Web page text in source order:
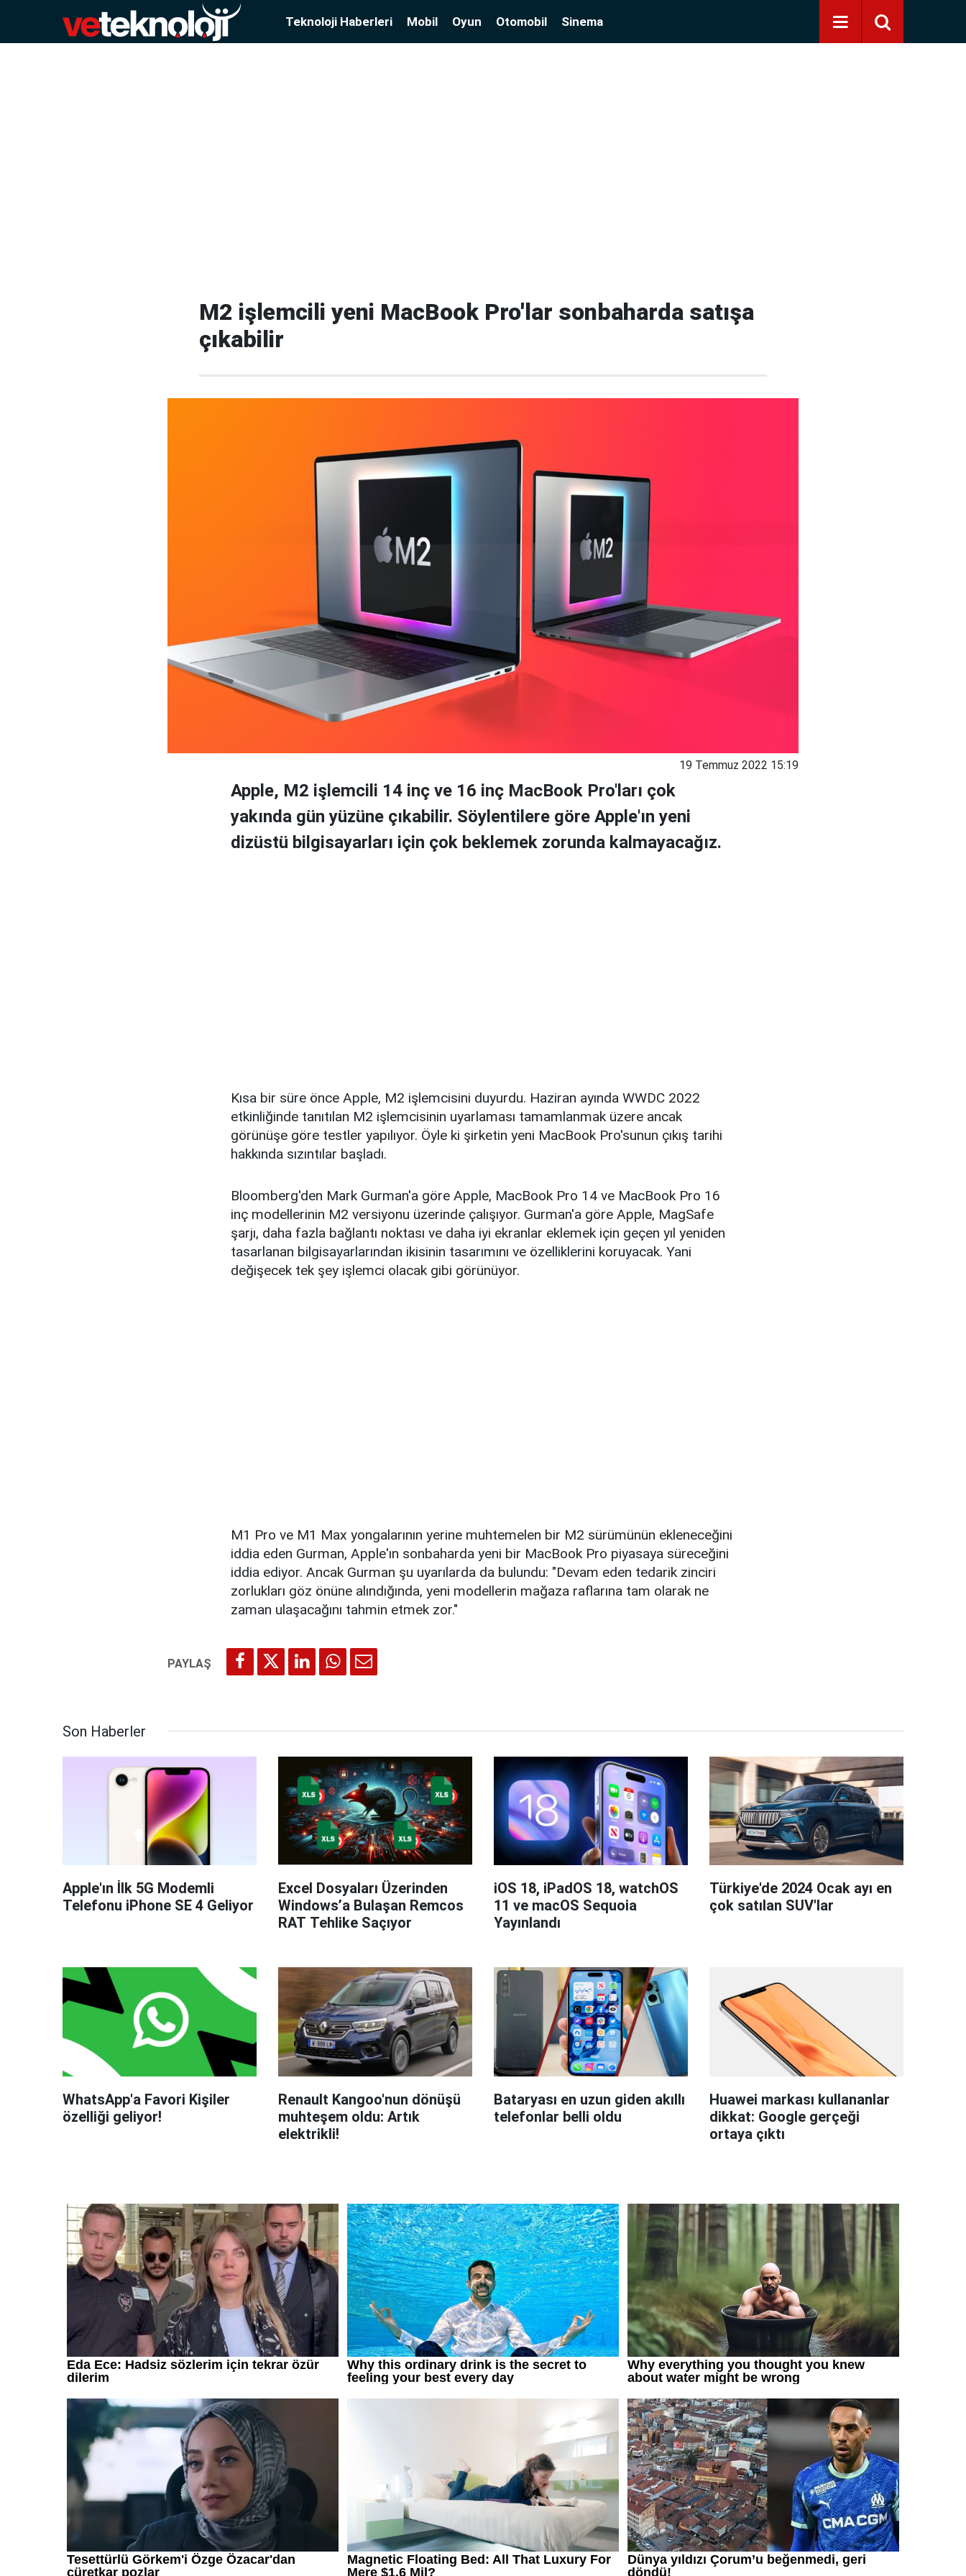
Teknoloji Haberleri Mobil Oyun Otomobil Sinema
M2 işlemcili yeni MacBook Pro'lar sonbaharda satışa
çıkabilir
19 Temmuz 2022 15:19
Apple, M2 işlemcili 14 inç ve 16 inç MacBook Pro'ları çok
yakında gün yüzüne çıkabilir. Söylentilere göre Apple'ın yeni
dizüstü bilgisayarları için çok beklemek zorunda kalmayacağız.
Kısa bir süre önce Apple, M2 işlemcisini duyurdu. Haziran ayında WWDC 2022
etkinliğinde tanıtılan M2 işlemcisinin uyarlaması tamamlanmak üzere ancak
görünüşe göre testler yapılıyor. Öyle ki şirketin yeni MacBook Pro'sunun çıkış tarihi
hakkında sızıntılar başladı.
Bloomberg'den Mark Gurman'a göre Apple, MacBook Pro 14 ve MacBook Pro 16
inç modellerinin M2 versiyonu üzerinde çalışıyor. Gurman'a göre Apple, MagSafe
şarjı, daha fazla bağlantı noktası ve daha iyi ekranlar eklemek için geçen yıl yeniden
tasarlanan bilgisayarlarından ikisinin tasarımını ve özelliklerini koruyacak. Yani
değişecek tek şey işlemci olacak gibi görünüyor.
M1 Pro ve M1 Max yongalarının yerine muhtemelen bir M2 sürümünün ekleneceğini
iddia eden Gurman, Apple'ın sonbaharda yeni bir MacBook Pro piyasaya süreceğini
iddia ediyor. Ancak Gurman şu uyarılarda da bulundu: "Devam eden tedarik zinciri
zorlukları göz önüne alındığında, yeni modellerin mağaza raflarına tam olarak ne
zaman ulaşacağını tahmin etmek zor."
Son Haberler
Apple'ın İlk 5G Modemli
Telefonu iPhone SE 4 Geliyor
Excel Dosyaları Üzerinden
Windows’a Bulaşan Remcos
RAT Tehlike Saçıyor
iOS 18, iPadOS 18, watchOS
11 ve macOS Sequoia
Yayınlandı
Türkiye'de 2024 Ocak ayı en
çok satılan SUV'lar
WhatsApp'a Favori Kişiler
özelliği geliyor!
Renault Kangoo'nun dönüşü
muhteşem oldu: Artık
elektrikli!
Bataryası en uzun giden akıllı
telefonlar belli oldu
Huawei markası kullananlar
dikkat: Google gerçeği
ortaya çıktı